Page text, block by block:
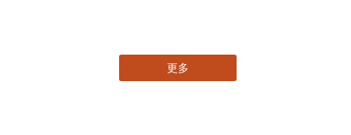
更多